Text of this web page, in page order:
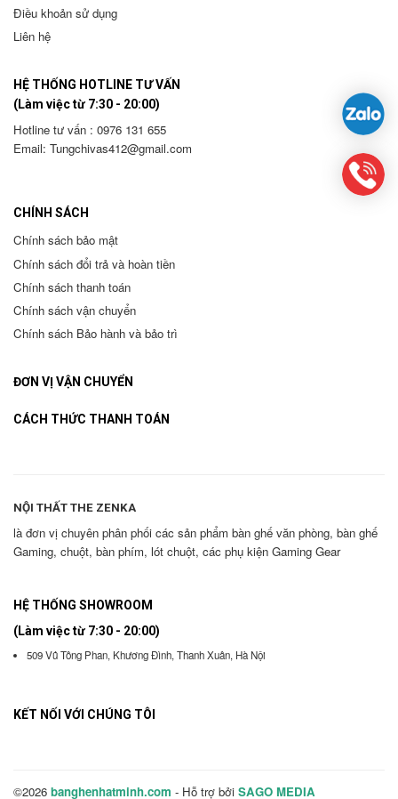
Điều khoản sử dụng
Liên hệ
HỆ THỐNG HOTLINE TƯ VẤN
(Làm việc từ 7:30 - 20:00)
Hotline tư vấn : 0976 131 655
Email: Tungchivas412@gmail.com
CHÍNH SÁCH
Chính sách bảo mật
Chính sách đổi trả và hoàn tiền
Chính sách thanh toán
Chính sách vận chuyển
Chính sách Bảo hành và bảo trì
ĐƠN VỊ VẬN CHUYỂN
CÁCH THỨC THANH TOÁN
NỘI THẤT THE ZENKA
là đơn vị chuyên phân phối các sản phẩm bàn ghế văn phòng, bàn ghế
Gaming, chuột, bàn phím, lót chuột, các phụ kiện Gaming Gear
HỆ THỐNG SHOWROOM
(Làm việc từ 7:30 - 20:00)
509 Vũ Tông Phan, Khương Đình, Thanh Xuân, Hà Nội
KẾT NỐI VỚI CHÚNG TÔI
©2026 banghenhatminh.com - Hỗ trợ bởi SAGO MEDIA